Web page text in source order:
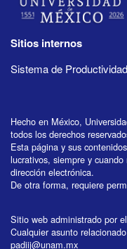
Sitios internos
Sistema de
Hecho en México,
todos los derechos
Esta página y sus
lucrativos, siempre y
dirección electrónica.
De otra forma, requiere
Sitio web administrado por
Cualquier asunto
padiij@unam.mx